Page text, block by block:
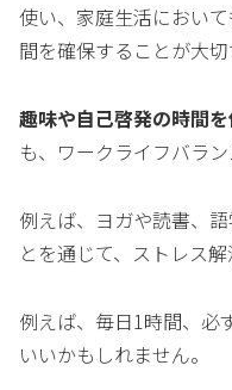
使い、家庭生活におい
間を確保することが大切
趣味や自己啓発の時間
も、ワークライフバラ
例えば、ヨガや読書、
とを通じて、ストレス
例えば、毎日1時間、必
いいかもしれません。